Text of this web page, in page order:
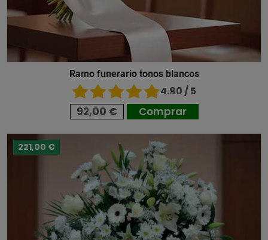
Ramo funerario tonos blancos
4.90 / 5
92,00 € Comprar
221,00 €